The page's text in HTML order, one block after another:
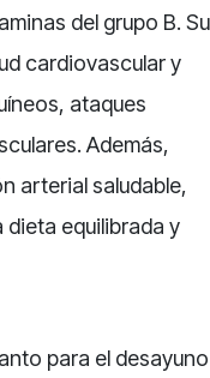
del grupo B. Su
cardiovascular y
ataques
Además,
arterial saludable,
dieta equilibrada y
para el desayuno